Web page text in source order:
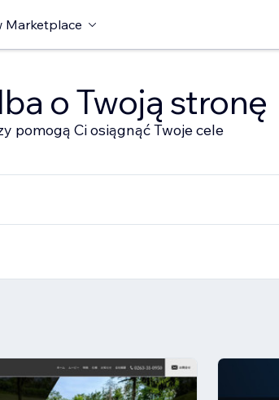
Marketplace
o Twoją stronę
pomogą Ci osiągnąć Twoje cele